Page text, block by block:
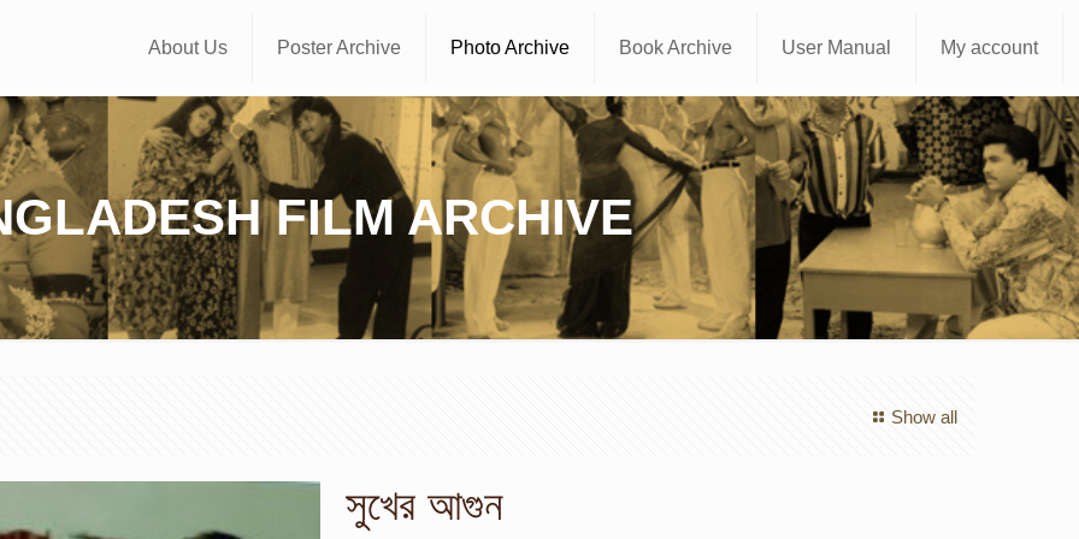
About Us Poster Archive Photo Archive Book Archive User Manual My account
FILM ARCHIVE
Show all
সুখের আগুন